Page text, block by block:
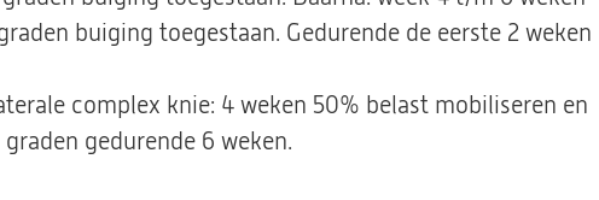
buiging toegestaan. Gedurende de eerste 2 weken
complex knie: 4 weken 50% belast mobiliseren en
gedurende 6 weken.